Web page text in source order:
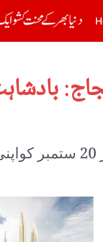
تھائی لینڈ کی احتجاجی تحریک، جس سے وہاں کی